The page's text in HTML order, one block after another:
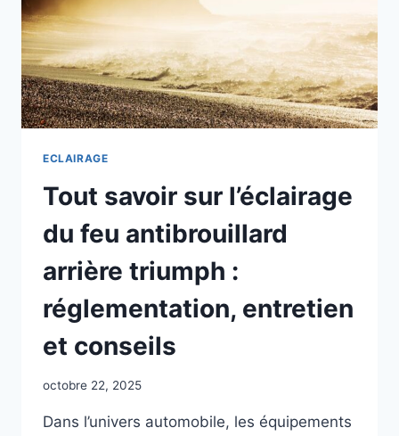
ECLAIRAGE
Tout savoir sur l’éclairage
du feu antibrouillard
arrière triumph :
réglementation, entretien
et conseils
octobre 22, 2025
Dans l’univers automobile, les équipements